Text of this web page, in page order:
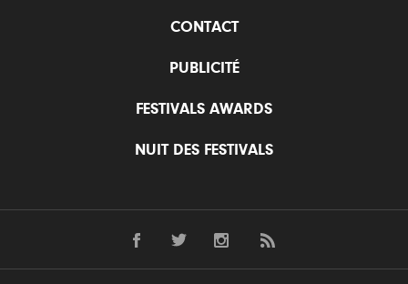
CONTACT
PUBLICITÉ
FESTIVALS AWARDS
NUIT DES FESTIVALS